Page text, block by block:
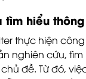
tìm hiểu
thực hiện
nghiên cứu,
đề. Từ đó,